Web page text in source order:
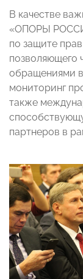
В качестве
«ОПОРЫ
по защите
позволяющего
обращениями
мониторинг
также
партнеров в